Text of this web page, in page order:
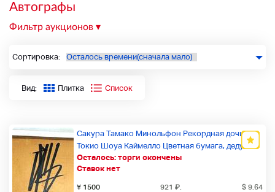
Автографы
Фильтр аукционов
Сортировка:
Вид: Плитка Список
Осталось: торги окончены
Ставок нет
Сакура Тамако Минольфон Рекордная дочь
Токио Шоуа Каймелло Цветная бумага, дедушка
¥ 1500 921 ₽. $ 9.64